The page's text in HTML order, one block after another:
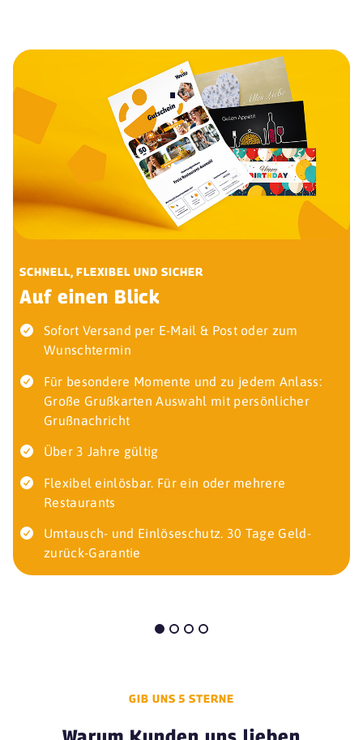
SCHNELL, FLEXIBEL UND SICHER
Auf einen Blick
Sofort Versand per E-Mail & Post oder zum
Wunschtermin
Für besondere Momente und zu jedem Anlass:
Große Grußkarten Auswahl mit persönlicher
Grußnachricht
Über 3 Jahre gültig
Flexibel einlösbar. Für ein oder mehrere
Restaurants
Umtausch- und Einlöseschutz. 30 Tage Geld-
zurück-Garantie
GIB UNS 5 STERNE